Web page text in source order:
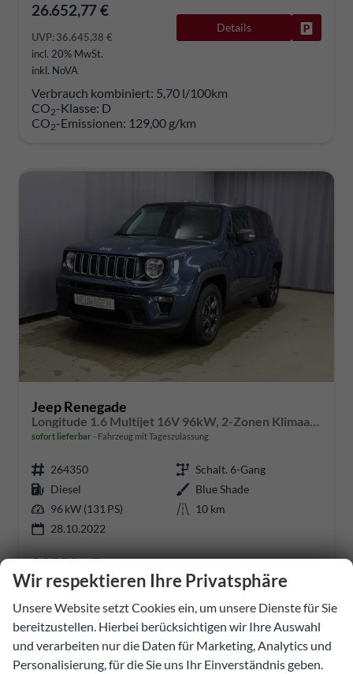
26.652,77 €
UVP:36.645,38 €
incl. 20% MwSt.
inkl. NoVA
Details
Verbrauch kombiniert: 5,70 l/100km
CO2-Klasse: D
CO2-Emissionen: 129,00 g/km
Jeep Renegade
Longitude 1.6 Multijet 16V 96kW, 2-Zonen Klimaautomatik, 8.4"Navigationssystem, AppleCarPlay&Android Auto, LaneSense, Regensensor, Tempomat, Notrufsystem, abgedunkelte Scheiben, 16"-Leichtmetallfelgen, uvm.
sofort lieferbar Fahrzeug mit Tageszulassung
264350
Schalt. 6-Gang
Diesel
Blue Shade
96 kW (131 PS)
10 km
28.10.2022
26.981,– €
UVP:33.734,11 €
incl. 20% MwSt.
inkl. NoVA
Details
Verbrauch kombiniert:4,90 l/100km
CO2-Klasse:D
Wir respektieren Ihre Privatsphäre
Unsere Website setzt Cookies ein, um unsere Dienste für Sie
bereitzustellen. Hierbei berücksichtigen wir Ihre Auswahl
und verarbeiten nur die Daten für Marketing, Analytics und
Personalisierung, für die Sie uns Ihr Einverständnis geben.